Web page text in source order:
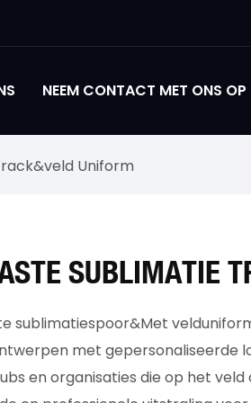
NEEM CONTACT MET ONS OP
Uniform
SUBLIMATIE
sublimatiespoor&Met
met gepersonaliseerde
en organisaties die op het